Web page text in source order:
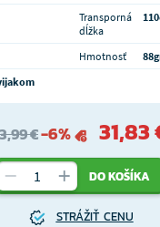
Transporná
dĺžka
Hmotnosť
€-6% 31,83
DO KOŠÍKA
STRÁŽIŤ CENU